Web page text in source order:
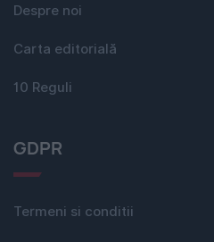
Despre noi
Carta editorială
10 Reguli
GDPR
Termeni si conditii